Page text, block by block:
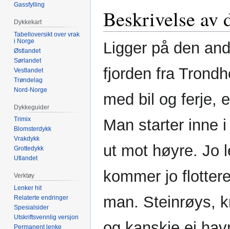
Beskrivelse av
Ligger på den
fjorden fra
med bil og ferje,
Man starter inne
ut mot høyre. Jo
kommer jo
man. Steinrøys,
Gassfylling
Dykkekart
Tabelloversikt over vrak
i Norge
Østlandet
Sørlandet
Vestlandet
Trøndelag
Nord-Norge
Dykkeguider
Trimix
Blomsterdykk
Vrakdykk
Grottedykk
Utlandet
Verktøy
Lenker hit
Relaterte endringer
Spesialsider
Utskriftsvennlig versjon
Permanent lenke